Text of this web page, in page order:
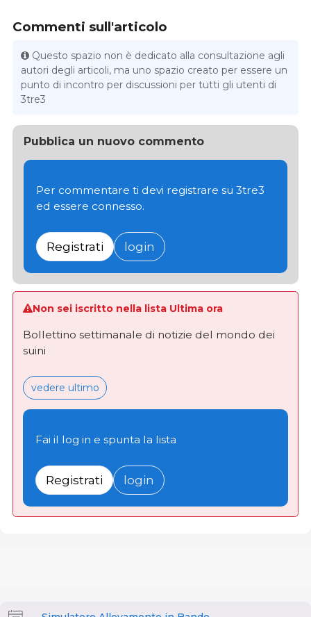
Commenti sull'articolo
Questo spazio non è dedicato alla consultazione agli
autori degli articoli, ma uno spazio creato per essere un
punto di incontro per discussioni per tutti gli utenti di
3tre3
Pubblica un nuovo commento
Per commentare ti devi registrare su 3tre3
ed essere connesso.
Registrati login
Non sei iscritto nella lista Ultima ora
Bollettino settimanale di notizie del mondo dei
suini
vedere ultimo
Fai il log in e spunta la lista
Registrati login